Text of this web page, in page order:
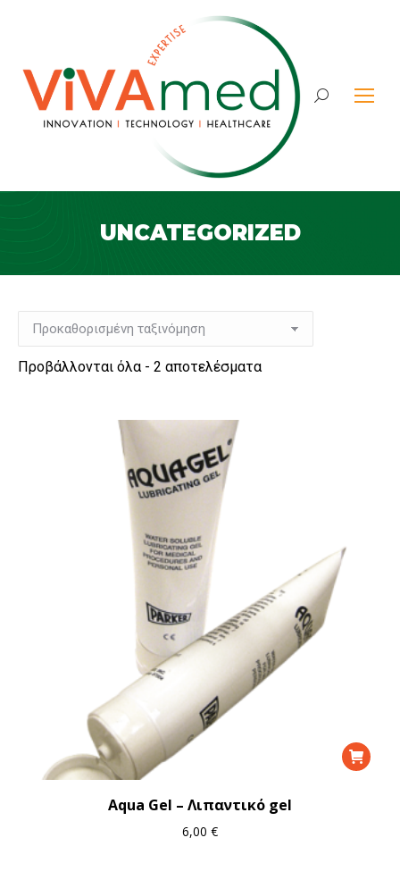
Search:
UNCATEGORIZED
Προβάλλονται όλα - 2 αποτελέσματα
Aqua Gel – Λιπαντικό gel
6,00 €